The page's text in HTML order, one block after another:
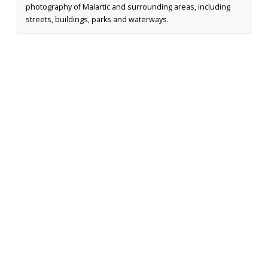
photography of Malartic and surrounding areas, including
streets, buildings, parks and waterways.